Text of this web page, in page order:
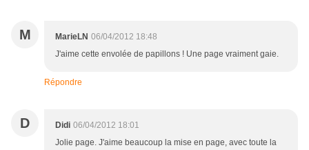
M MarieLN 06/04/2012 18:48
J'aime cette envolée de papillons ! Une page vraiment gaie.
Répondre
D Didi 06/04/2012 18:01
Jolie page. J'aime beaucoup la mise en page, avec toute la